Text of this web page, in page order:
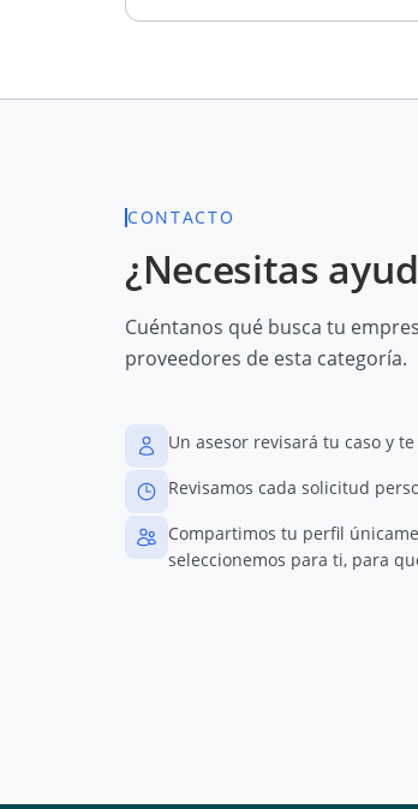
CONTACTO
¿Necesitas
Cuéntanos qué busca tu
proveedores de esta categoría.
Un asesor revisará tu caso y
Revisamos cada solicitud
Compartimos tu perfil
seleccionemos para ti, para